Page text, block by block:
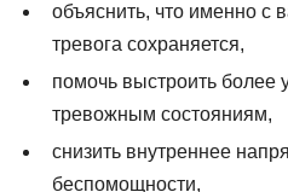
объяснить, что именно с
тревога сохраняется,
помочь выстроить более
тревожным состояниям,
снизить внутреннее
беспомощности,